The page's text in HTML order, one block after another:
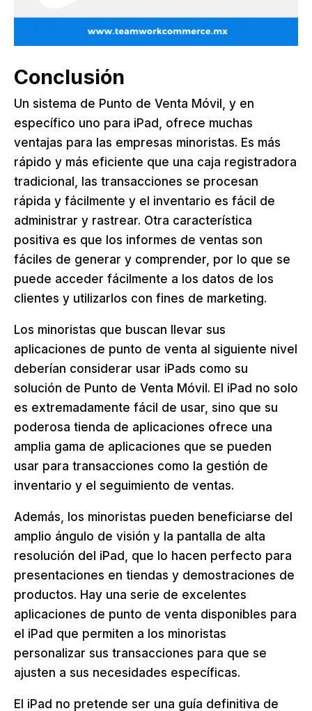
Conclusión
Un sistema de Punto de Venta Móvil, y en
específico uno para iPad, ofrece muchas
ventajas para las empresas minoristas. Es más
rápido y más eficiente que una caja registradora
tradicional, las transacciones se procesan
rápida y fácilmente y el inventario es fácil de
administrar y rastrear. Otra característica
positiva es que los informes de ventas son
fáciles de generar y comprender, por lo que se
puede acceder fácilmente a los datos de los
clientes y utilizarlos con fines de marketing.
Los minoristas que buscan llevar sus
aplicaciones de punto de venta al siguiente nivel
deberían considerar usar iPads como su
solución de Punto de Venta Móvil. El iPad no solo
es extremadamente fácil de usar, sino que su
poderosa tienda de aplicaciones ofrece una
amplia gama de aplicaciones que se pueden
usar para transacciones como la gestión de
inventario y el seguimiento de ventas.
Además, los minoristas pueden beneficiarse del
amplio ángulo de visión y la pantalla de alta
resolución del iPad, que lo hacen perfecto para
presentaciones en tiendas y demostraciones de
productos. Hay una serie de excelentes
aplicaciones de punto de venta disponibles para
el iPad que permiten a los minoristas
personalizar sus transacciones para que se
ajusten a sus necesidades específicas.
El iPad no pretende ser una guía definitiva de